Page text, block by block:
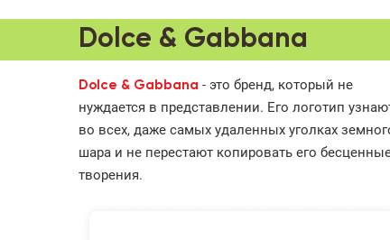
Dolce & Gabbana
Dolce & Gabbana - это бренд, который не
нуждается в представлении. Его логотип
во всех, даже самых удаленных уголках
шара и не перестают копировать его
творения.